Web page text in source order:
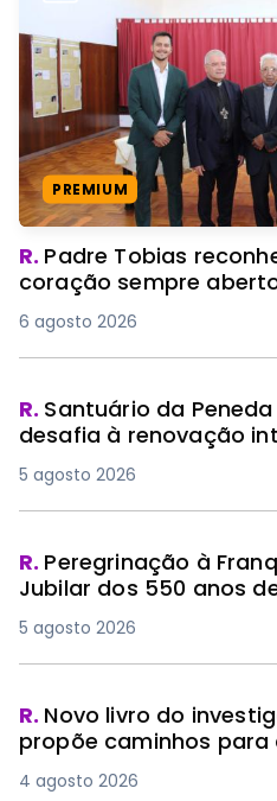
PREMIUM
R. Padre Tobias
coração sempre
6 agosto 2026
R. Santuário da
desafia à renovação
5 agosto 2026
R. Peregrinação à
Jubilar dos 550 anos
5 agosto 2026
R. Novo livro do
propõe caminhos
4 agosto 2026